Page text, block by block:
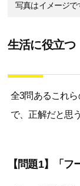
写真はイメージで
生活に役立つ
全3問あるこれ
で、正解だと思
【問題1】「